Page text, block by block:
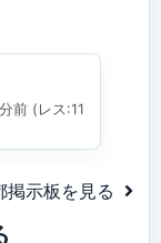
前 (レス:11
掲示板を見る